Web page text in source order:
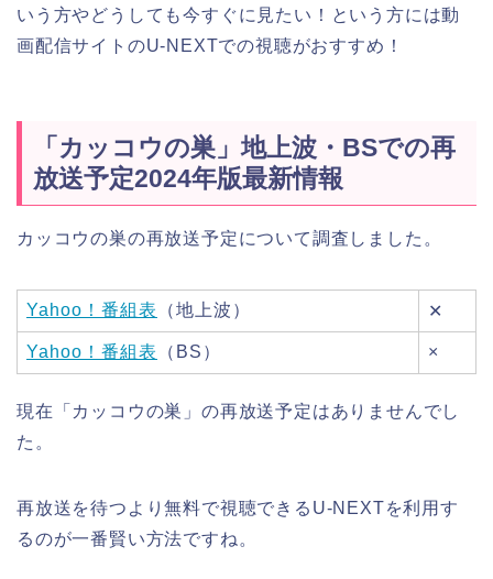
いう方やどうしても今すぐに見たい！という方には動
画配信サイトのU-NEXTでの視聴がおすすめ！
「カッコウの巣」地上波・BSでの再
放送予定2024年版最新情報
カッコウの巣の再放送予定について調査しました。
Yahoo！番組表 （地上波） ✕
Yahoo！番組表 （BS） ×
現在「カッコウの巣」の再放送予定はありませんでし
た。
再放送を待つより無料で視聴できるU-NEXTを利用す
るのが一番賢い方法ですね。